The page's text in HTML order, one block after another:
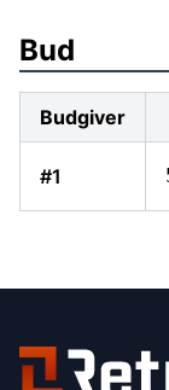
Bud
Budgiver
#1